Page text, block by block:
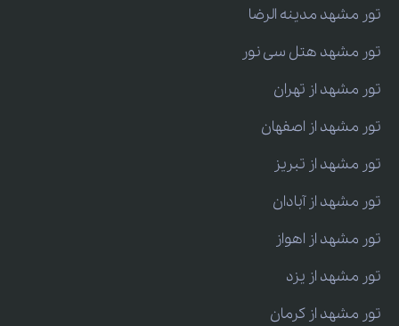
تور مشهد مدینه الرضا
تور مشهد هتل سی نور
تور مشهد از تهران
تور مشهد از اصفهان
تور مشهد از تبریز
تور مشهد از آبادان
تور مشهد از اهواز
تور مشهد از یزد
تور مشهد از کرمان